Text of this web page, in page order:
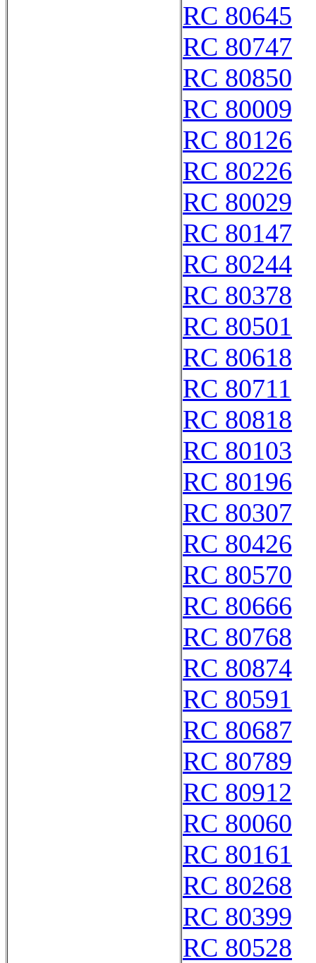
RC 80645
RC 80747
RC 80850
RC 80009
RC 80126
RC 80226
RC 80029
RC 80147
RC 80244
RC 80378
RC 80501
RC 80618
RC 80711
RC 80818
RC 80103
RC 80196
RC 80307
RC 80426
RC 80570
RC 80666
RC 80768
RC 80874
RC 80591
RC 80687
RC 80789
RC 80912
RC 80060
RC 80161
RC 80268
RC 80399
RC 80528